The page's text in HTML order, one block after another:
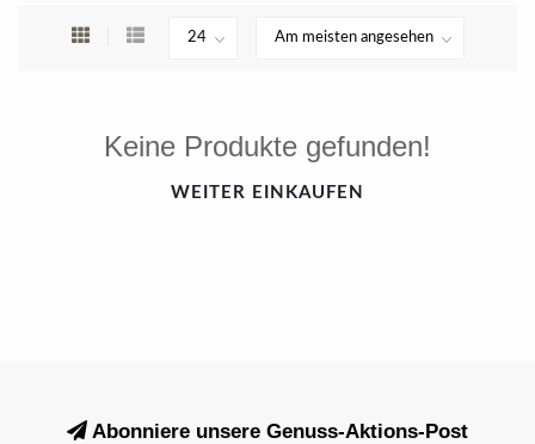
Keine Produkte gefunden!
WEITER EINKAUFEN
Abonniere unsere Genuss-Aktions-Post